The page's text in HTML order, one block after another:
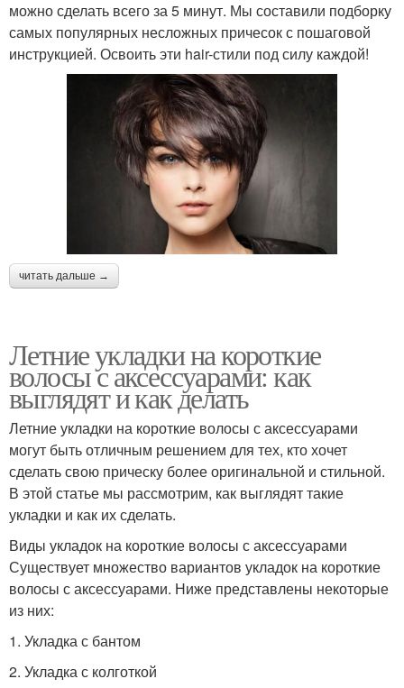
можно сделать всего за 5 минут. Мы составили подборку
самых популярных несложных причесок с пошаговой
инструкцией. Освоить эти hair-стили под силу каждой!
читать дальше →
Летние укладки на короткие
волосы с аксессуарами: как
выглядят и как делать
Летние укладки на короткие волосы с аксессуарами
могут быть отличным решением для тех, кто хочет
сделать свою прическу более оригинальной и стильной.
В этой статье мы рассмотрим, как выглядят такие
укладки и как их сделать.
Виды укладок на короткие волосы с аксессуарами
Существует множество вариантов укладок на короткие
волосы с аксессуарами. Ниже представлены некоторые
из них:
1. Укладка с бантом
2. Укладка с колготкой